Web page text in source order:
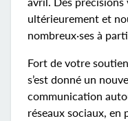
ultérieurement et
nombreux·ses à
Fort de votre
s’est donné un
communication
réseaux sociaux,